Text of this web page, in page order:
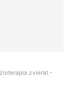
zvierat -